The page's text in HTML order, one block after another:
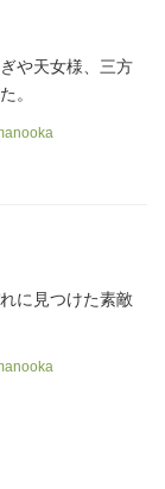
や天女様、三方
。
に見つけた素敵